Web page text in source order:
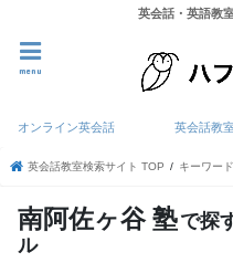
英会話・英語教
menu
オンライン英会話 英会話教
英会話教室検索サイト TOP キーワード
南阿佐ヶ谷 塾で探
ル